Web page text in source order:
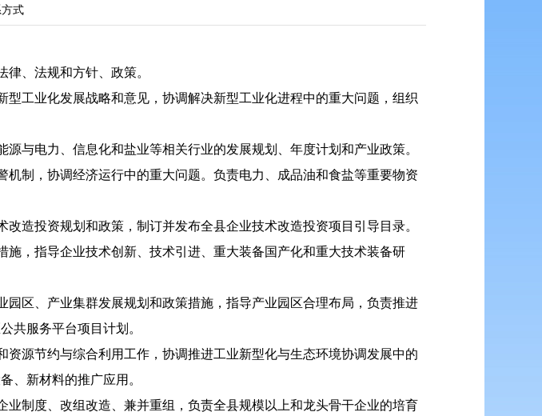
式
、法规和方针、政策。
工业化发展战略和意见，协调解决新型工业化进程中的重大问题，组织
与电力、信息化和盐业等相关行业的发展规划、年度计划和产业政策。
制，协调经济运行中的重大问题。负责电力、成品油和食盐等重要物资
造投资规划和政策，制订并发布全县企业技术改造投资项目引导目录。
，指导企业技术创新、技术引进、重大装备国产化和重大技术装备研
区、产业集群发展规划和政策措施，指导产业园区合理布局，负责推进
共服务平台项目计划。
源节约与综合利用工作，协调推进工业新型化与生态环境协调发展中的
、新材料的推广应用。
制度、改组改造、兼并重组，负责全县规模以上和龙头骨干企业的培育